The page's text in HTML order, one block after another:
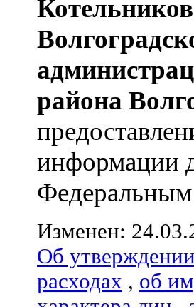
района
информации
Федеральным
Изменен:
Об утверждении
расходах , об